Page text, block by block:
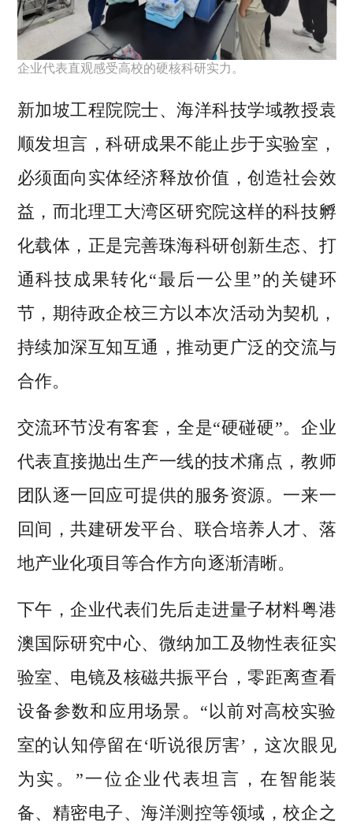
企业代表直观感受高校的硬核科研实力。
新加坡工程院院士、海洋科技学域教授袁
顺发坦言，科研成果不能止步于实验室，
必须面向实体经济释放价值，创造社会效
益，而北理工大湾区研究院这样的科技孵
化载体，正是完善珠海科研创新生态、打
通科技成果转化“最后一公里”的关键环
节，期待政企校三方以本次活动为契机，
持续加深互知互通，推动更广泛的交流与
合作。
交流环节没有客套，全是“硬碰硬”。企业
代表直接抛出生产一线的技术痛点，教师
团队逐一回应可提供的服务资源。一来一
回间，共建研发平台、联合培养人才、落
地产业化项目等合作方向逐渐清晰。
下午，企业代表们先后走进量子材料粤港
澳国际研究中心、微纳加工及物性表征实
验室、电镜及核磁共振平台，零距离查看
设备参数和应用场景。“以前对高校实验
室的认知停留在‘听说很厉害’，这次眼见
为实。”一位企业代表坦言，在智能装
备、精密电子、海洋测控等领域，校企之